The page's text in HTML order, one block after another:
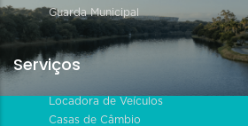
Guarda Municipal
Serviços
Locadora de Veículos
Casas de Câmbio